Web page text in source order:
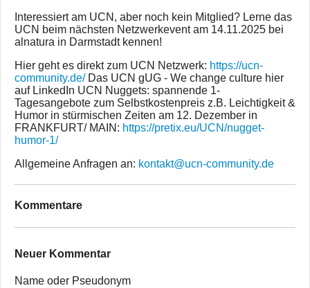
Interessiert am UCN, aber noch kein Mitglied? Lerne das
UCN beim nächsten Netzwerkevent am 14.11.2025 bei
alnatura in Darmstadt kennen!
Hier geht es direkt zum UCN Netzwerk: https://ucn-
community.de/Das UCN gUG - We change culture hier
auf LinkedIn UCN Nuggets: spannende 1-
Tagesangebote zum Selbstkostenpreis z.B. Leichtigkeit &
Humor in stürmischen Zeiten am 12. Dezember in
FRANKFURT/ MAIN: https://pretix.eu/UCN/nugget-
humor-1/
Allgemeine Anfragen an: kontakt@ucn-community.de
Kommentare
Neuer Kommentar
Name oder Pseudonym